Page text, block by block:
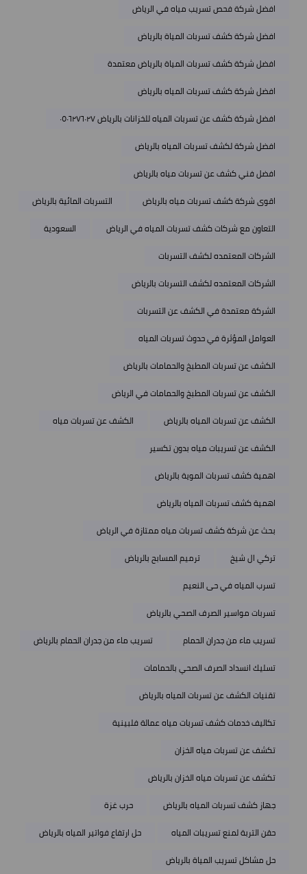
افضل شركة فحص تسريب مياه في الرياض
افضل شركة كشف تسربات المياة بالرياض
افضل شركة كشف تسربات المياة بالرياض معتمدة
افضل شركة كشف تسربات المياه بالرياض
افضل شركة كشف عن تسربات المياه للخزانات بالرياض ٠٥٠٦٢٧٦٠٢٧
افضل شركة لكشف تسربات المياه بالرياض
افضل فني كشف عن تسربات مياه بالرياض
اقوى شركة كشف تسربات مياه بالرياض
التسربات المائية بالرياض
التعاون مع شركات كشف تسربات المياه في الرياض
السعودية
الشركات المعتمده لكشف التسربات
الشركات المعتمده لكشف التسربات بالرياض
الشركة معتمدة في الكشف عن التسربات
العوامل المؤثرة في حدوث تسربات المياه
الكشف عن تسربات المطبخ والحمامات بالرياض
الكشف عن تسربات المطبخ والحمامات في الرياض
الكشف عن تسربات المياه بالرياض
الكشف عن تسربات مياه
الكشف عن تسريبات مياه بدون تكسير
اهمية كشف تسربات الموية بالرياض
اهمية كشف تسربات المياه بالرياض
بحث عن شركة كشف تسربات مياه ممتازة في الرياض
تركي ال شيخ
ترميم المسابح بالرياض
تسرب المياه في حى النعيم
تسربات مواسير الصرف الصحي بالرياض
تسريب ماء من جدران الحمام
تسريب ماء من جدران الحمام بالرياض
تسليك انسداد الصرف الصحي بالحمامات
تقنيات الكشف عن تسربات المياه بالرياض
تكاليف خدمات كشف تسربات مياه عمالة فلبينية
تكشف عن تسربات مياه الخزان
تكشف عن تسربات مياه الخزان بالرياض
جهاز كشف تسربات المياه بالرياض
حرب غزة
حقن التربة لمنع تسريبات المياه
حل ارتفاع فواتير المياه بالرياض
حل مشاكل تسريب المياة بالرياض